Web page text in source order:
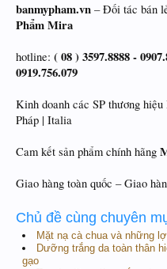
banmypham.vn – Đối tác bán
Phẩm Mira
hotline: ( 08 ) 3597.8888 -
0919.756.079
Kinh doanh các SP thương
Pháp | Italia
Cam kết sản phẩm chính hãng
Giao hàng toàn quốc – Giao
Chủ đề cùng chuyên
Mặt nạ cà chua và những
Dưỡng trắng da toàn thân
gạo